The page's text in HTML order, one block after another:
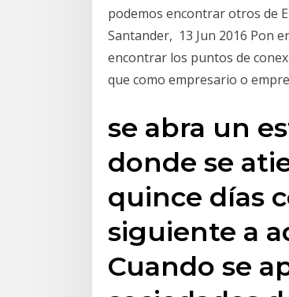
podemos encontrar otros de
Santander, 13 Jun 2016 Pon
encontrar los puntos de
que como empresario o
se abra un
donde se
quince días
siguiente a
Cuando se